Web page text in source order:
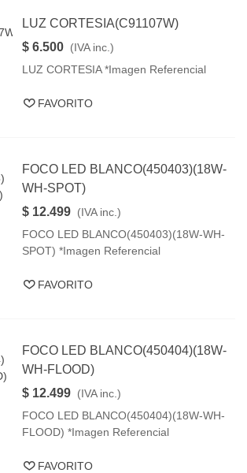
LUZ CORTESIA(C91107W)
$ 6.500 (IVA inc.)
LUZ CORTESIA *Imagen Referencial
FAVORITO
FOCO LED BLANCO(450403)(18W-
WH-SPOT)
$ 12.499 (IVA inc.)
FOCO LED BLANCO(450403)(18W-WH-
SPOT) *Imagen Referencial
FAVORITO
FOCO LED BLANCO(450404)(18W-
WH-FLOOD)
$ 12.499 (IVA inc.)
FOCO LED BLANCO(450404)(18W-WH-
FLOOD) *Imagen Referencial
FAVORITO